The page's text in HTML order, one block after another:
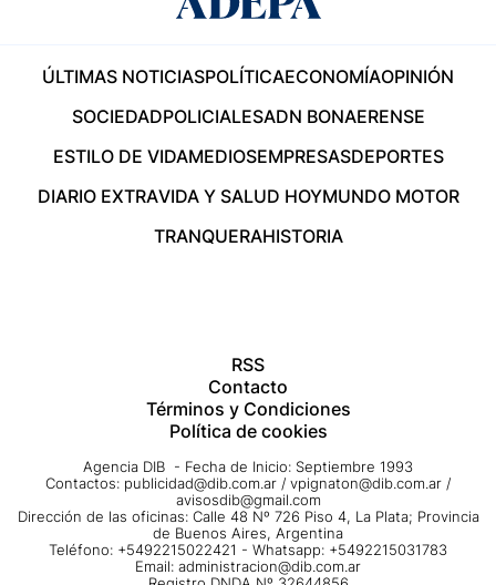
ÚLTIMAS NOTICIASPOLÍTICAECONOMÍAOPINIÓN
SOCIEDADPOLICIALESADN BONAERENSE
ESTILO DE VIDAMEDIOSEMPRESASDEPORTES
DIARIO EXTRAVIDA Y SALUD HOYMUNDO MOTOR
TRANQUERAHISTORIA
RSS
Contacto
Términos y Condiciones
Política de cookies
Agencia DIB - Fecha de Inicio: Septiembre 1993
Contactos: publicidad@dib.com.ar / vpignaton@dib.com.ar /
avisosdib@gmail.com
Dirección de las oficinas: Calle 48 Nº 726 Piso 4, La Plata; Provincia
de Buenos Aires, Argentina
Teléfono: +5492215022421 - Whatsapp: +5492215031783
Email: administracion@dib.com.ar